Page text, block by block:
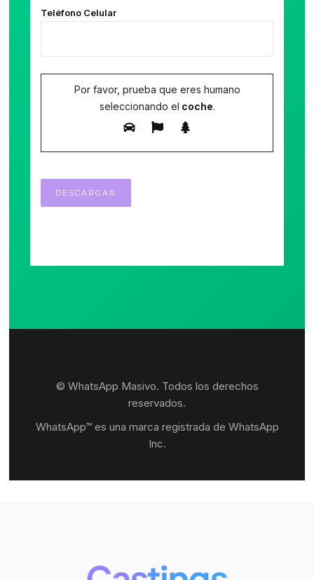
Teléfono Celular
Por favor, prueba que eres humano
seleccionando el coche.
© WhatsApp Masivo. Todos los derechos
reservados.
WhatsApp™ es una marca registrada de WhatsApp
Inc.